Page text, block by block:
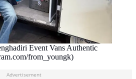
Event Vans Authentic
from_youngk)
Advertisement